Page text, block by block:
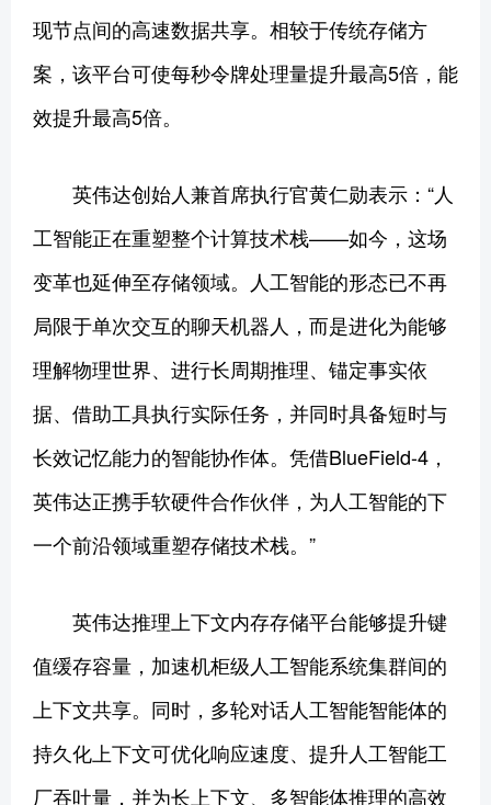
现节点间的高速数据共享。相较于传统存储方
案，该平台可使每秒令牌处理量提升最高5倍，能
效提升最高5倍。
英伟达创始人兼首席执行官黄仁勋表示：“人
工智能正在重塑整个计算技术栈——如今，这场
变革也延伸至存储领域。人工智能的形态已不再
局限于单次交互的聊天机器人，而是进化为能够
理解物理世界、进行长周期推理、锚定事实依
据、借助工具执行实际任务，并同时具备短时与
长效记忆能力的智能协作体。凭借BlueField-4，
英伟达正携手软硬件合作伙伴，为人工智能的下
一个前沿领域重塑存储技术栈。”
英伟达推理上下文内存存储平台能够提升键
值缓存容量，加速机柜级人工智能系统集群间的
上下文共享。同时，多轮对话人工智能智能体的
持久化上下文可优化响应速度、提升人工智能工
厂吞吐量，并为长上下文、多智能体推理的高效